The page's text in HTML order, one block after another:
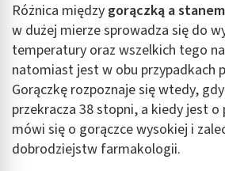
Różnica między gorączką a
w dużej mierze sprowadza się do
temperatury oraz wszelkich tego
natomiast jest w obu przypadkach
Gorączkę rozpoznaje się wtedy,
przekracza 38 stopni, a kiedy jest o
mówi się o gorączce wysokiej i
dobrodziejstw farmakologii.